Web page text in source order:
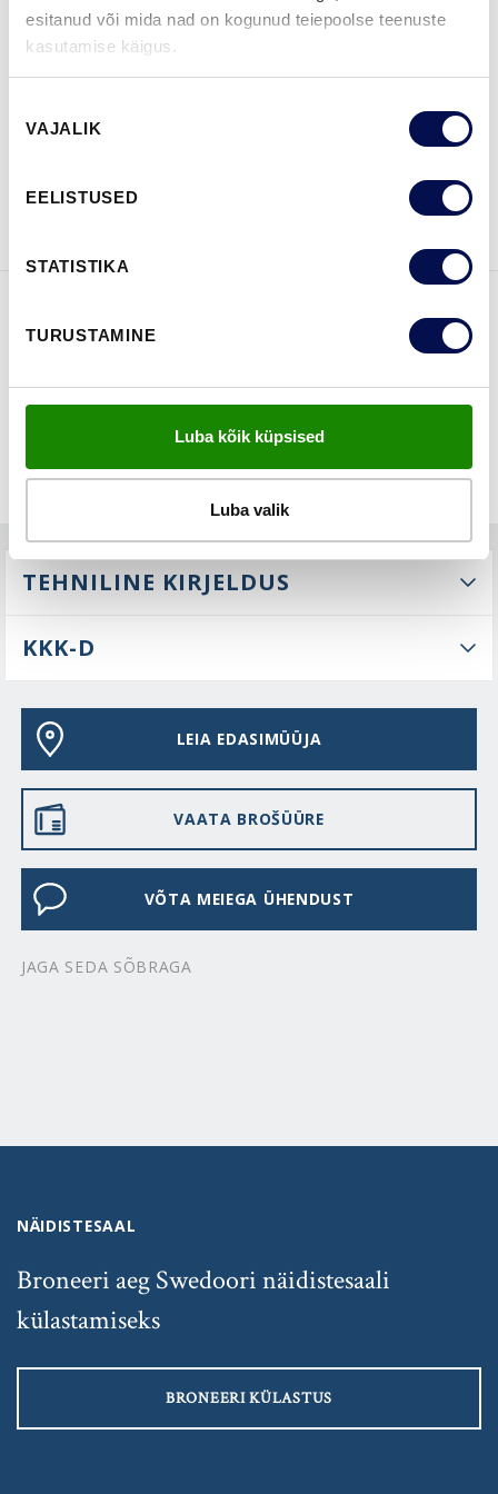
esitanud või mida nad on kogunud teiepoolse teenuste
kasutamise käigus.
valik
VAJALIK
EELISTUSED
STATISTIKA
TURUSTAMINE
Luba kõik küpsised
Luba valik
LEIA EDASIMÜÜJA
BROŠÜÜRE
ühendust
TEHNILINE KIRJELDUS
KKK-D
LEIA EDASIMÜÜJA
VAATA BROŠÜÜRE
VÕTA MEIEGA ÜHENDUST
JAGA SEDA SÕBRAGA
NÄIDISTESAAL
Broneeri aeg Swedoori näidistesaali
külastamiseks
BRONEERI KÜLASTUS